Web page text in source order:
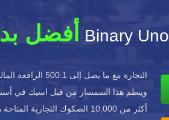
أفضل في قطر ل Binary Uno
التجارة مع ما يصل إلى 500:1 الرافعة المالية
وينظم هذا السمسار من قبل اسيك في
أكثر من 10,000 الصكوك التجارية المتاحة هنا